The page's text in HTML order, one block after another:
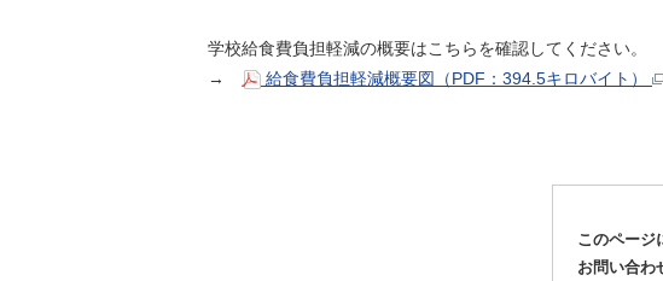
学校給食費負担軽減の概要はこちらを確認してください。
→
給食費負担軽減概要図（PDF：394.5キロバイト）
このページ
お問い合わ